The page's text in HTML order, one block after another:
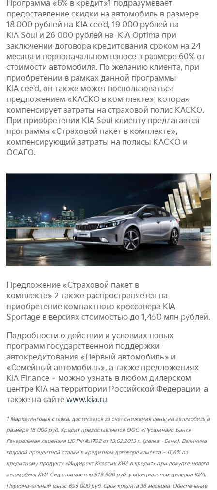
Программа «6% в кредит»1 подразумевает
предоставление скидки на автомобиль в размере
18 000 рублей на KIA cee'd, 19 000 рублей на
KIA Soul и 26 000 рублей на KIA Optima при
заключении договора кредитования сроком на 24
месяца и первоначальном взносе в размере 60% от
стоимости автомобиля. По желанию клиента, при
приобретении в рамках данной программы
KIA cee'd, он также может воспользоваться
предложением «КАСКО в комплекте», которая
компенсирует затраты на страховой полис КАСКО.
При приобретении KIA Soul клиенту предлагается
программа «Страховой пакет в комплекте»,
компенсирующий затраты на полисы КАСКО и
ОСАГО.
Предложение «Страховой пакет в
комплекте» 2 также распространяется на
приобретение компактного кроссовера KIA
Sportage в версиях стоимостью до 1,450 млн рублей.
Подробности о действии и условиях новых
программ государственной поддержки
автокредитования «Первый автомобиль» и
«Семейный автомобиль», а также предложениях
KIA Finance – можно узнать в любом дилерском
центре KIA на территории Российской Федерации, а
также на сайтеwww.kia.ru.
1 Маркетинговая ставка, достигается за счет снижения цены на автомобиль в
размере 18 000 руб. Кредит предоставляется ООО «Русфинанс Банк»
Генеральная лицензия ЦБ РФ №1792 от 13.02.2013 г. (далее - Банк). Величина
годовой процентной ставки в кредитном договоре клиента – 11,6% по
кредитному продукту «Индирект Классик КИА в кредит» при покупке нового
автомобиля КИА Сид стоимостью 919 900 руб. у официальных дилеров КИА.
Первоначальный взнос 695 000 руб. Срок кредита 36 месяцев. Обеспечение